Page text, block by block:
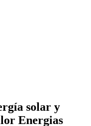
solar y
Energias